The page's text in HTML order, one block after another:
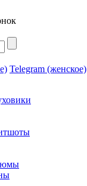
Telegram (женское)